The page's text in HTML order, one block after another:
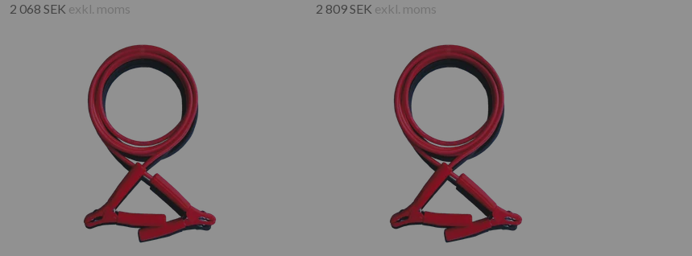
2 068 SEK exkl. moms
2 809 SEK exkl. moms